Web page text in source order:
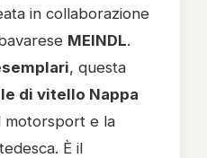
in collaborazione
MEINDL.
, questa
di vitello Nappa
motorsport e la
È il